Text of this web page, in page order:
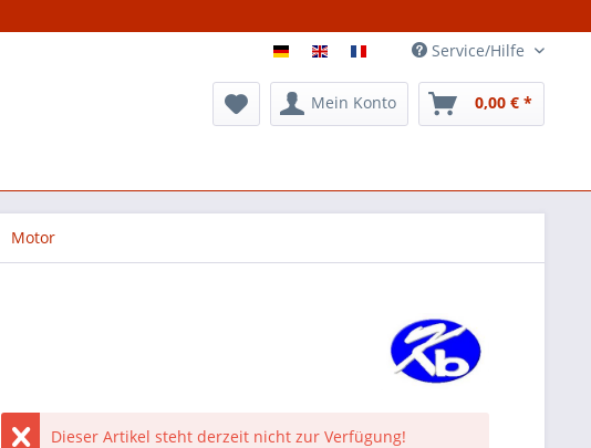
Service/Hilfe
Mein Konto 0,00 € *
Motor
Dieser Artikel steht derzeit nicht zur Verfügung!